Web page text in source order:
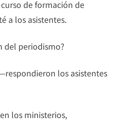
de formación de
a los asistentes.
del periodismo?
los asistentes
los ministerios,